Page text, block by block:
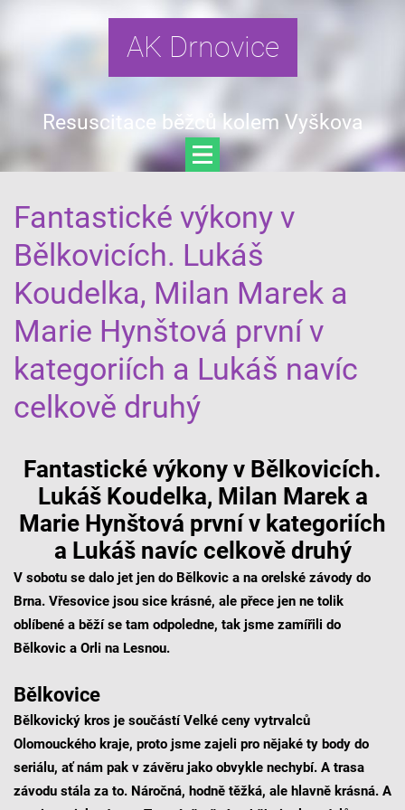
AK Drnovice
Resuscitace běžců kolem Vyškova
Fantastické výkony v
Bělkovicích. Lukáš
Koudelka, Milan Marek a
Marie Hynštová první v
kategoriích a Lukáš navíc
celkově druhý
Fantastické výkony v Bělkovicích.
Lukáš Koudelka, Milan Marek a
Marie Hynštová první v kategoriích
a Lukáš navíc celkově druhý
V sobotu se dalo jet jen do Bělkovic a na orelské závody do
Brna. Vřesovice jsou sice krásné, ale přece jen ne tolik
oblíbené a běží se tam odpoledne, tak jsme zamířili do
Bělkovic a Orli na Lesnou.
Bělkovice
Bělkovický kros je součástí Velké ceny vytrvalců
Olomouckého kraje, proto jsme zajeli pro nějaké ty body do
seriálu, ať nám pak v závěru jako obvykle nechybí. A trasa
závodu stála za to. Náročná, hodně těžká, ale hlavně krásná. A